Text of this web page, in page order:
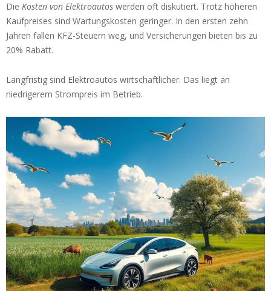
Die Kosten von Elektroautos werden oft diskutiert. Trotz höheren
Kaufpreises sind Wartungskosten geringer. In den ersten zehn
Jahren fallen KFZ-Steuern weg, und Versicherungen bieten bis zu
20% Rabatt.
Langfristig sind Elektroautos wirtschaftlicher. Das liegt an
niedrigerem Strompreis im Betrieb.